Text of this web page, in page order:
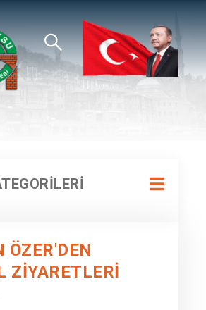
ÖZER'DEN
ZİYARETLERİ